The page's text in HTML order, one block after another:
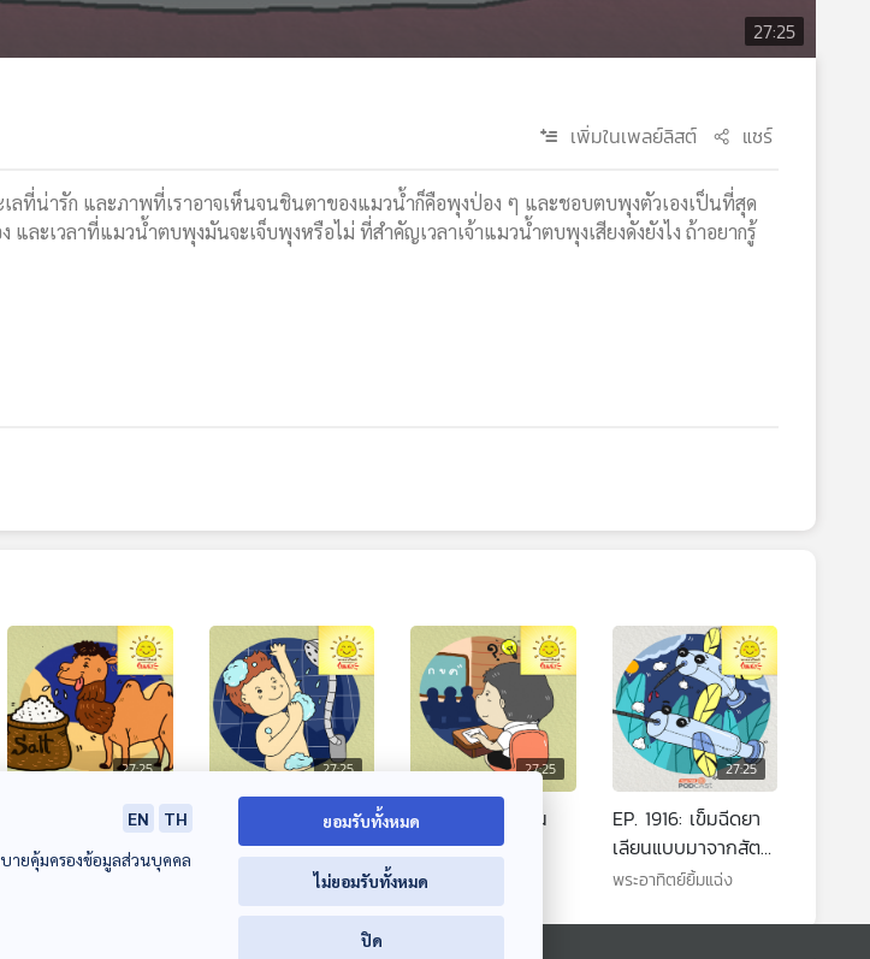
27:25
เพิ่มในเพลย์ลิสต์ แชร์
เลที่น่ารัก และภาพที่เราอาจเห็นจนชินตาของแมวน้ำก็คือพุงป่อง ๆ และชอบตบพุงตัวเองเป็นที่สุด
ละเวลาที่แมวน้ำตบพุงมันจะเจ็บพุงหรือไม่ ที่สำคัญเวลาเจ้าแมวน้ำตบพุงเสียงดังยังไง ถ้าอยากรู้
27:25
EP. 1913: ทำไมก่อน
เดินทางไกลอูฐต้อง
กินเกลือทุกครั้ง
พระอาทิตย์ยิ้มแฉ่ง
27:25
EP. 1914: เวลาไหนที่
ไม่ควรอาบน้ำส่งผล
เสียต่อสุขภาพสุดๆ
พระอาทิตย์ยิ้มแฉ่ง
27:25
EP. 1915: นั่งเรียน
ตรงไหนดีที่สุด
พระอาทิตย์ยิ้มแฉ่ง
27:25
EP. 1916: เข็มฉีดยา
เลียนแบบมาจากสัตว์
ตัวไหนนะ
พระอาทิตย์ยิ้มแฉ่ง
EN
TH
ายคุ้มครองข้อมูลส่วนบุคคล
ยอมรับทั้งหมด
ไม่ยอมรับทั้งหมด
ปิด